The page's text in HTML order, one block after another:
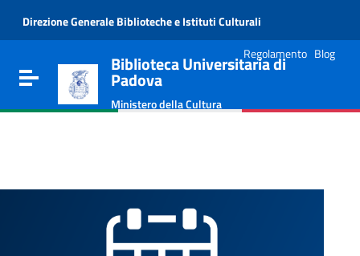
Go to the navigation menu
Direzione Generale Biblioteche e Istituti Culturali
Regolamento Blog
Toggle navigationBiblioteca Universitaria di
Padova
Ministero della Cultura